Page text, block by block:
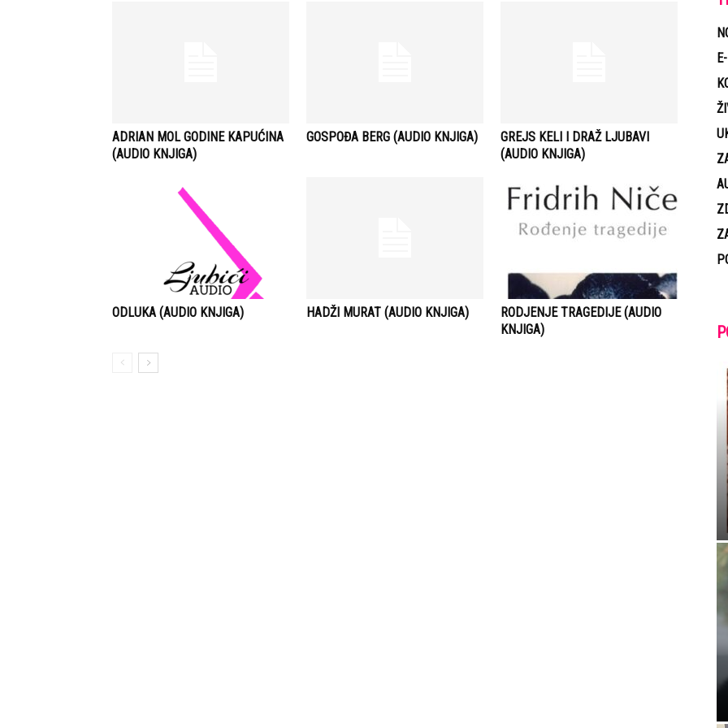
ADRIAN MOL GODINE KAPUĆINA
(AUDIO KNJIGA)
GOSPOĐA BERG (AUDIO KNJIGA)
GREJS KELI I DRAŽ LJUBAVI
(AUDIO KNJIGA)
ODLUKA (AUDIO KNJIGA) HADŽI MURAT (AUDIO KNJIGA)
RODJENJE TRAGEDIJE (AUDIO
KNJIGA)